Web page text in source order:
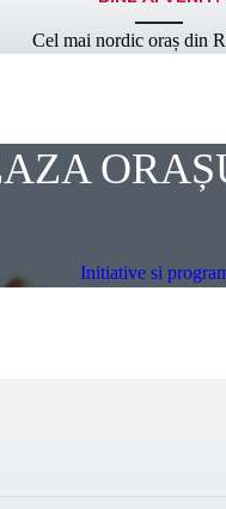
Cel mai nordic oraș din
Initiative si